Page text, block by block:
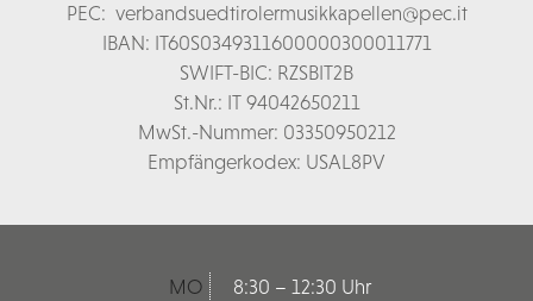
PEC: verbandsuedtirolermusikkapellen@pec.it
IBAN: IT60S0349311600000300011771
SWIFT-BIC: RZSBIT2B
St.Nr.: IT 94042650211
MwSt.-Nummer: 03350950212
Empfängerkodex: USAL8PV
MO
8:30 – 12:30 Uhr